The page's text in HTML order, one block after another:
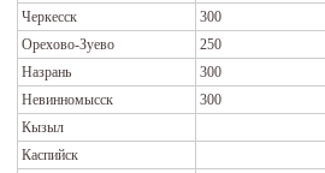
Черкесск
300
Орехово-Зуево
250
Назрань
300
Невинномысск
300
Кызыл
Каспийск